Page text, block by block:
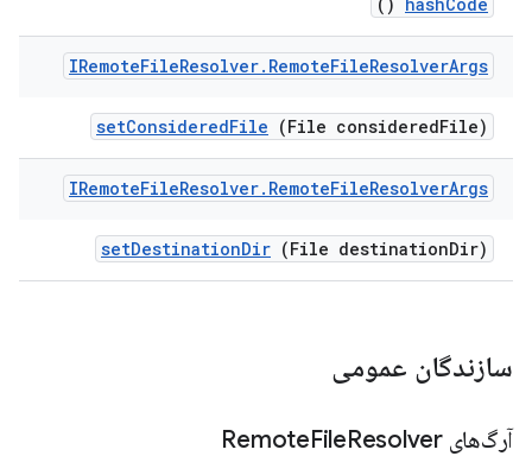
IRemoteFileResolver. RemoteFileResolverArgs
setConsideredFile (File consideredFile)
IRemoteFileResolver. RemoteFileResolverArgs
setDestinationDir (File destinationDir)
سازندگان عمومی
آرگ‌های Remote FileResolver